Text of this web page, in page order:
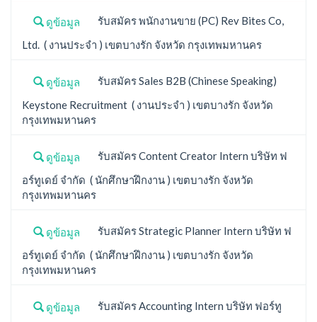
ดูข้อมูล
รับสมัคร พนักงานขาย (PC) Rev Bites Co,
Ltd. ( งานประจำ ) เขตบางรัก จังหวัด กรุงเทพมหานคร
ดูข้อมูล
รับสมัคร Sales B2B (Chinese Speaking)
Keystone Recruitment ( งานประจำ ) เขตบางรัก จังหวัด
กรุงเทพมหานคร
ดูข้อมูล
รับสมัคร Content Creator Intern บริษัท ฟ
อร์ทูเดย์ จำกัด ( นักศึกษาฝึกงาน ) เขตบางรัก จังหวัด
กรุงเทพมหานคร
ดูข้อมูล
รับสมัคร Strategic Planner Intern บริษัท ฟ
อร์ทูเดย์ จำกัด ( นักศึกษาฝึกงาน ) เขตบางรัก จังหวัด
กรุงเทพมหานคร
ดูข้อมูล
รับสมัคร Accounting Intern บริษัท ฟอร์ทู